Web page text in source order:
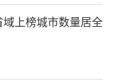
上榜城市数量居全